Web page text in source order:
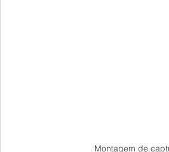
Montagem de